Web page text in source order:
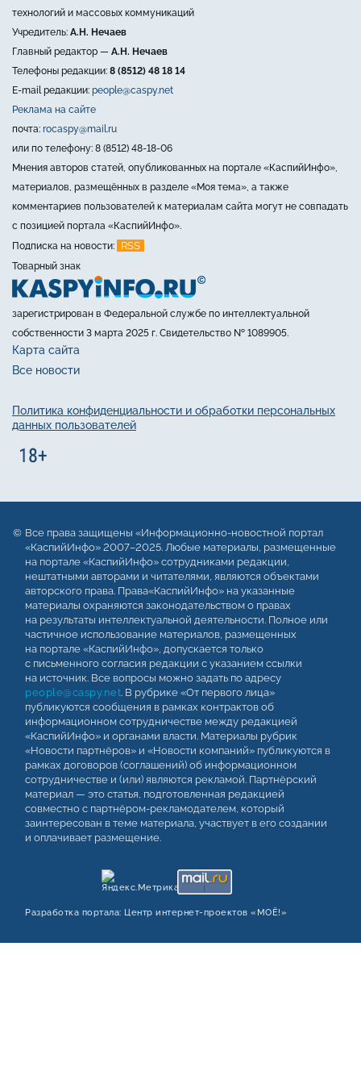
технологий и массовых коммуникаций
Учредитель: А.Н. Нечаев
Главный редактор — А.Н. Нечаев
Телефоны редакции: 8 (8512) 48 18 14
E-mail редакции: people@caspy.net
Реклама на сайте
почта: rocaspy@mail.ru
или по телефону: 8 (8512) 48-18-06
Мнения авторов статей, опубликованных на портале «КаспийИнфо»,
материалов, размещённых в разделе «Моя тема», а также
комментариев пользователей к материалам сайта могут не совпадать
с позицией портала «КаспийИнфо».
Подписка на новости:
RSS
Товарный знак
зарегистрирован в Федеральной службе по интеллектуальной
собственности 3 марта 2025 г. Свидетельство № 1089905.
Карта сайта
Все новости
Политика конфиденциальности и обработки персональных
данных пользователей
Все права защищены «Информационно-новостной портал
«КаспийИнфо» 2007–2025. Любые материалы, размещенные
на портале «КаспийИнфо» сотрудниками редакции,
нештатными авторами и читателями, являются объектами
авторского права. Права«КаспийИнфо» на указанные
материалы охраняются законодательством о правах
на результаты интеллектуальной деятельности. Полное или
частичное использование материалов, размещенных
на портале «КаспийИнфо», допускается только
с письменного согласия редакции с указанием ссылки
на источник. Все вопросы можно задать по адресу
people@caspy.net. В рубрике «От первого лица»
публикуются сообщения в рамках контрактов об
информационном сотрудничестве между редакцией
«КаспийИнфо» и органами власти. Материалы рубрик
«Новости партнёров» и «Новости компаний» публикуются в
рамках договоров (соглашений) об информационном
сотрудничестве и (или) являются рекламой. Партнёрский
материал — это статья, подготовленная редакцией
совместно с партнёром-рекламодателем, который
заинтересован в теме материала, участвует в его создании
и оплачивает размещение.
Разработка портала: Центр интернет‑проектов «МОЁ!»